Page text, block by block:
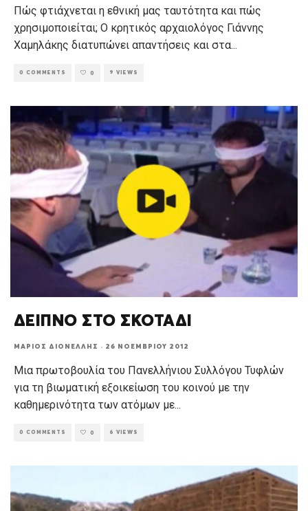
Πώς φτιάχνεται η εθνική μας ταυτότητα και πώς
χρησιμοποιείται; Ο κρητικός αρχαιολόγος Γιάννης
Χαμηλάκης διατυπώνει απαντήσεις και στα...
0 COMMENTS 0 9 VIEWS
ΔΕΙΠΝΟ ΣΤΟ ΣΚΟΤΑΔΙ
ΜΆΡΙΟΣ ΔΙΟΝΈΛΛΗΣ · 26 ΝΟΕΜΒΡΊΟΥ 2012
Μια πρωτοβουλία του Πανελλήνιου Συλλόγου Τυφλών
για τη βιωματική εξοικείωση του κοινού με την
καθημερινότητα των ατόμων με...
0 COMMENTS 0 6 VIEWS